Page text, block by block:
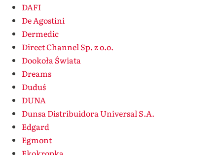
DAFI
De Agostini
Dermedic
Direct Channel Sp. z o.o.
Dookoła Świata
Dreams
Duduś
DUNA
Dunsa Distribuidora Universal S.A.
Edgard
Egmont